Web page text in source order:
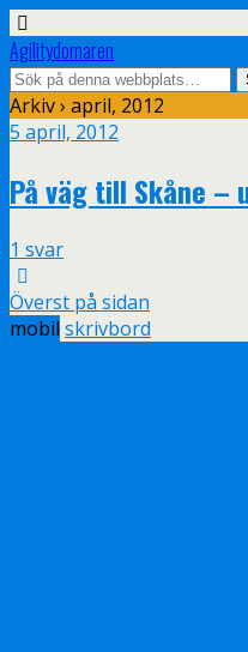
Agilitydomaren
Arkiv › april, 2012
5 april, 2012
På väg till Skåne –
1 svar
Överst på sidan
mobil skrivbord